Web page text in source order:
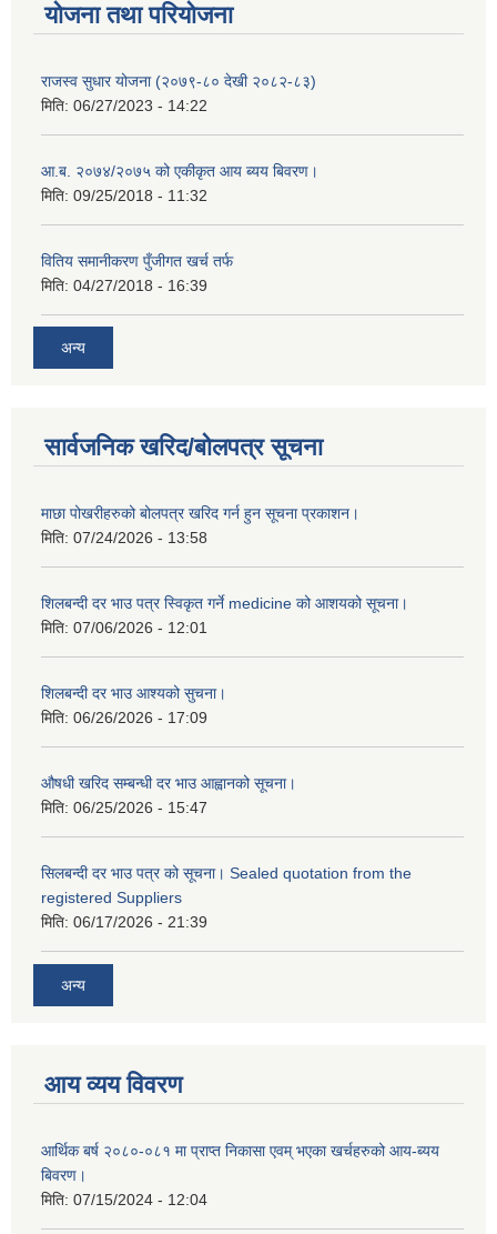
योजना तथा परियोजना
राजस्व सुधार योजना (२०७९-८० देखी २०८२-८३)
मिति: 06/27/2023 - 14:22
आ.ब. २०७४/२०७५ को एकीकृत आय ब्यय बिवरण।
मिति: 09/25/2018 - 11:32
वितिय समानीकरण पुँजीगत खर्च तर्फ
मिति: 04/27/2018 - 16:39
अन्य
सार्वजनिक खरिद/बोलपत्र सूचना
माछा पोखरीहरुको बोलपत्र खरिद गर्न हुन सूचना प्रकाशन।
मिति: 07/24/2026 - 13:58
शिलबन्दी दर भाउ पत्र स्विकृत गर्ने medicine को आशयको सूचना।
मिति: 07/06/2026 - 12:01
शिलबन्दी दर भाउ आश्यको सुचना।
मिति: 06/26/2026 - 17:09
औषधी खरिद सम्बन्धी दर भाउ आह्वानको सूचना।
मिति: 06/25/2026 - 15:47
सिलबन्दी दर भाउ पत्र को सूचना। Sealed quotation from the
registered Suppliers
मिति: 06/17/2026 - 21:39
अन्य
आय व्यय विवरण
आर्थिक बर्ष २०८०-०८१ मा प्राप्त निकासा एवम् भएका खर्चहरुको आय-ब्यय
बिवरण।
मिति: 07/15/2024 - 12:04